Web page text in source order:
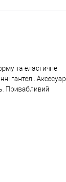
та еластичне
гантелі. Аксесуар
Привабливий